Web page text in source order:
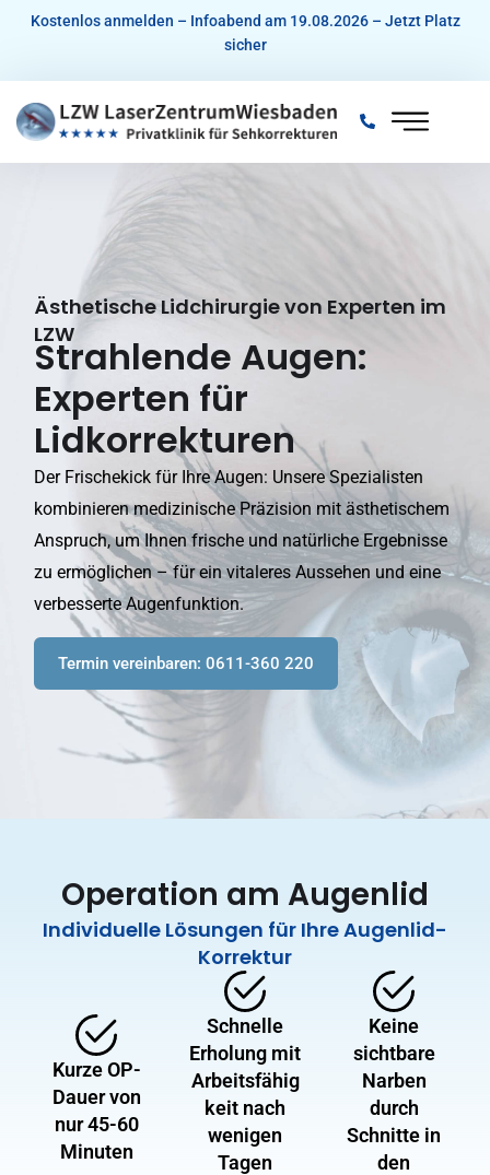
ZumKostenlos anmelden – Infoabend am 19.08.2026 – Jetzt Platz
sicher
Ästhetische Lidchirurgie von Experten im
LZW
Strahlende Augen:
Experten für
Lidkorrekturen
Der Frischekick für Ihre Augen: Unsere Spezialisten
kombinieren medizinische Präzision mit ästhetischem
Anspruch, um Ihnen frische und natürliche Ergebnisse
zu ermöglichen – für ein vitaleres Aussehen und eine
verbesserte Augenfunktion.
Termin vereinbaren: 0611-360 220
Operation am Augenlid
Individuelle Lösungen für Ihre Augenlid-
Korrektur
Kurze OP-
Dauer von
nur 45-60
Minuten
Schnelle
Erholung mit
Arbeitsfähig
keit nach
wenigen
Tagen
Keine
sichtbare
Narben
durch
Schnitte in
den